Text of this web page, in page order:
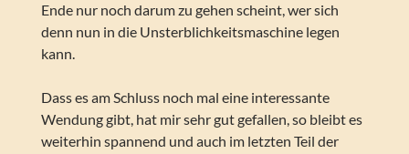
Ende nur noch darum zu gehen scheint, wer sich
denn nun in die Unsterblichkeitsmaschine legen
kann.
Dass es am Schluss noch mal eine interessante
Wendung gibt, hat mir sehr gut gefallen, so bleibt es
weiterhin spannend und auch im letzten Teil der